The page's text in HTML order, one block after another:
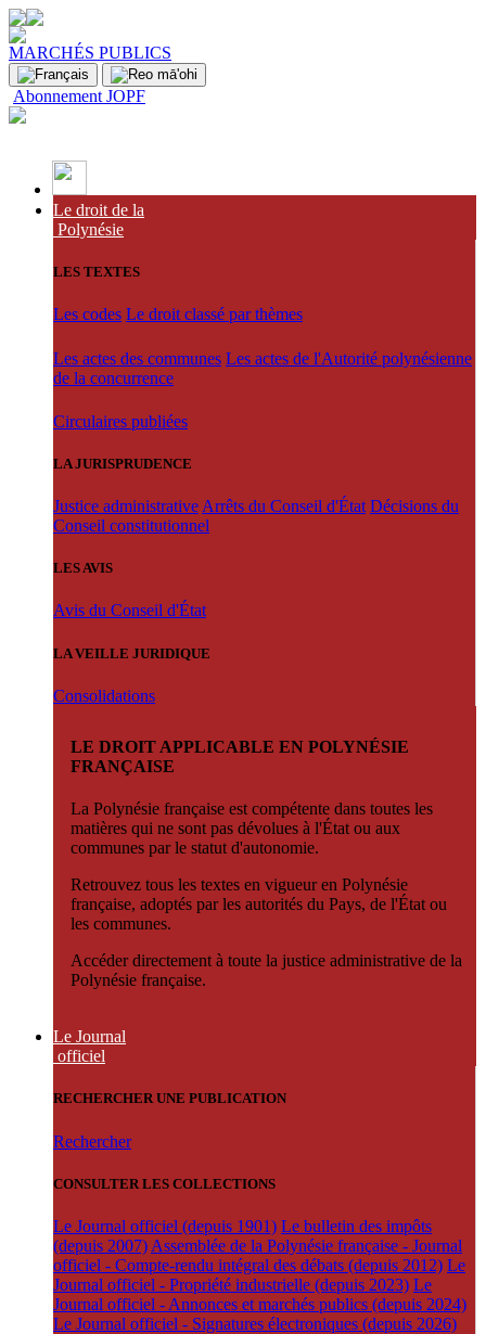
MARCHÉS PUBLICS
Abonnement JOPF
Le droit de la
Polynésie
LES TEXTES
Les codes Le droit classé par thèmes
Les actes des communes Les actes de l'Autorité polynésienne
de la concurrence
Circulaires publiées
LA JURISPRUDENCE
Justice administrative Arrêts du Conseil d'État Décisions du
Conseil constitutionnel
LES AVIS
Avis du Conseil d'État
LA VEILLE JURIDIQUE
Consolidations
LE DROIT APPLICABLE EN POLYNÉSIE
FRANÇAISE
La Polynésie française est compétente dans toutes les
matières qui ne sont pas dévolues à l'État ou aux
communes par le statut d'autonomie.
Retrouvez tous les textes en vigueur en Polynésie
française, adoptés par les autorités du Pays, de l'État ou
les communes.
Accéder directement à toute la justice administrative de la
Polynésie française.
Le Journal
officiel
RECHERCHER UNE PUBLICATION
Rechercher
CONSULTER LES COLLECTIONS
Le Journal officiel (depuis 1901) Le bulletin des impôts
(depuis 2007) Assemblée de la Polynésie française - Journal
officiel - Compte-rendu intégral des débats (depuis 2012) Le
Journal officiel - Propriété industrielle (depuis 2023) Le
Journal officiel - Annonces et marchés publics (depuis 2024)
Le Journal officiel - Signatures électroniques (depuis 2026)